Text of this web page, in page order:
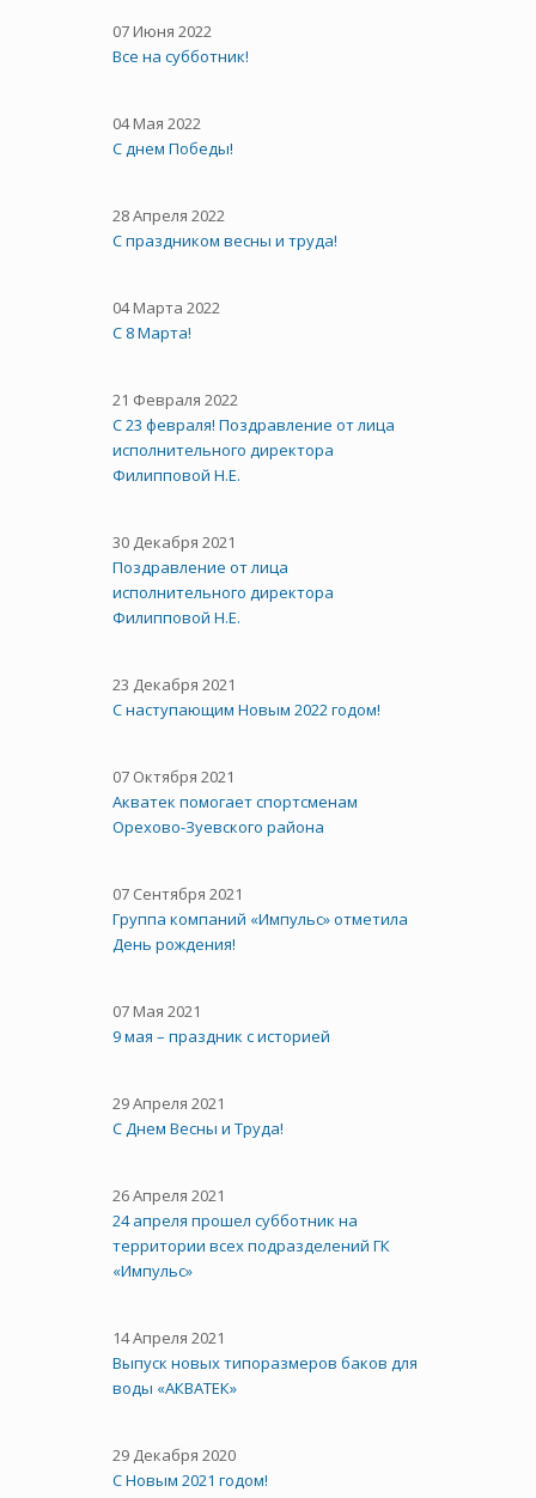
07 Июня 2022
Все на субботник!
04 Мая 2022
С днем Победы!
28 Апреля 2022
С праздником весны и труда!
04 Марта 2022
С 8 Марта!
21 Февраля 2022
С 23 февраля! Поздравление от лица
исполнительного директора
Филипповой Н.Е.
30 Декабря 2021
Поздравление от лица
исполнительного директора
Филипповой Н.Е.
23 Декабря 2021
С наступающим Новым 2022 годом!
07 Октября 2021
Акватек помогает спортсменам
Орехово-Зуевского района
07 Сентября 2021
Группа компаний «Импульс» отметила
День рождения!
07 Мая 2021
9 мая – праздник с историей
29 Апреля 2021
C Днем Весны и Труда!
26 Апреля 2021
24 апреля прошел субботник на
территории всех подразделений ГК
«Импульс»
14 Апреля 2021
Выпуск новых типоразмеров баков для
воды «АКВАТЕК»
29 Декабря 2020
С Новым 2021 годом!